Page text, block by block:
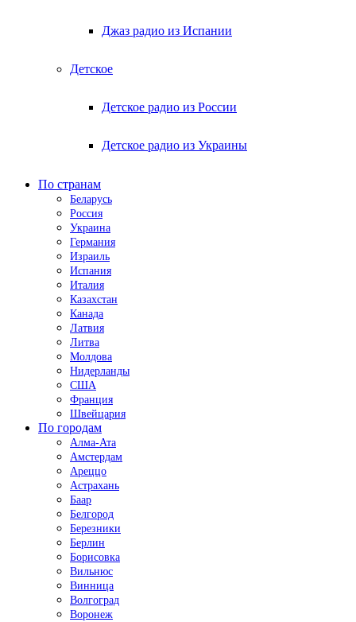
Джаз радио из Испании
Детское
Детское радио из России
Детское радио из Украины
По странам
Беларусь
Россия
Украина
Германия
Израиль
Испания
Италия
Казахстан
Канада
Латвия
Литва
Молдова
Нидерланды
США
Франция
Швейцария
По городам
Алма-Ата
Амстердам
Ареццо
Астрахань
Баар
Белгород
Березники
Берлин
Борисовка
Вильнюс
Винница
Волгоград
Воронеж